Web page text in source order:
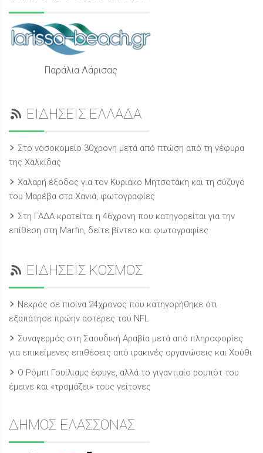
Παράλια Λάρισας
ΕΙΔΗΣΕΙΣ ΕΛΛΑΔΑ
Στο νοσοκομείο 30χρονη μετά από πτώση από τη γέφυρα
της Χαλκίδας
Χαλαρή έξοδος για τον Κυριάκο Μητσοτάκη και τη σύζυγό
του Μαρέβα στα Χανιά, φωτογραφίες
Στη ΓΑΔΑ κρατείται η 46χρονη που κατηγορείται για την
επίθεση στη Marfin, δείτε βίντεο και φωτογραφίες
ΕΙΔΗΣΕΙΣ ΚΟΣΜΟΣ
Νεκρός σε πισίνα 24χρονος που κατηγορήθηκε ότι
εξαπάτησε πρώην αστέρες του NFL
Συναγερμός στη Σαουδική Αραβία μετά από πληροφορίες
για επικείμενες επιθέσεις από ιρακινές οργανώσεις και Χούθι
Ο Ρόμπι Γουίλιαμς έφυγε, αλλά το γιγαντιαίο ρομπότ του
έμεινε και «τρομάζει» τους γείτονες
ΔΗΜΟΣ ΕΛΑΣΣΟΝΑΣ